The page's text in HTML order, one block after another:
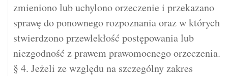
zmieniono lub uchylono orzeczenie i przekazano
sprawę do ponownego rozpoznania oraz w których
stwierdzono przewlekłość postępowania lub
niezgodność z prawem prawomocnego orzeczenia.
§ 4. Jeżeli ze względu na szczególny zakres